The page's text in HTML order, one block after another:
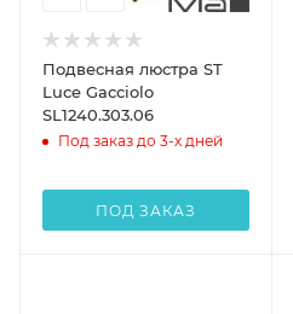
Подвесная люстра ST
Luce Gacciolo
SL1240.303.06
Под заказ до 3-х дней
ПОД ЗАКАЗ